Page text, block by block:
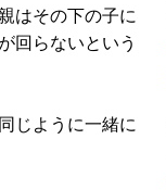
はその下の子に
回らないという
じように一緒に